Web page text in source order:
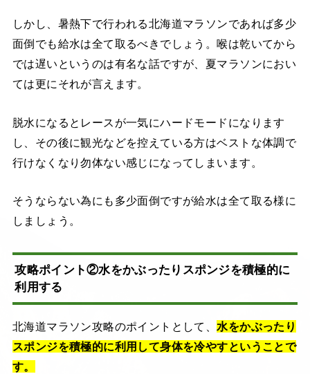
しかし、暑熱下で行われる北海道マラソンであれば多少
面倒でも給水は全て取るべきでしょう。喉は乾いてから
では遅いというのは有名な話ですが、夏マラソンにおい
ては更にそれが言えます。
脱水になるとレースが一気にハードモードになります
し、その後に観光などを控えている方はベストな体調で
行けなくなり勿体ない感じになってしまいます。
そうならない為にも多少面倒ですが給水は全て取る様に
しましょう。
攻略ポイント②水をかぶったりスポンジを積極的に
利用する
北海道マラソン攻略のポイントとして、 水をかぶったり
スポンジを積極的に利用して身体を冷やすということで
す。